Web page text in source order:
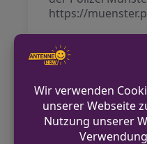
https://
VORHERIGER
in Kamp-Lintfort
34-Jähriger